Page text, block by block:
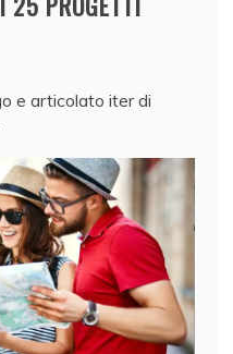
e articolato iter di